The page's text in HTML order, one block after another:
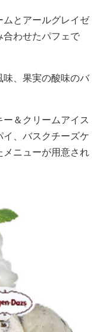
とアールグレイゼ
合わせたパフェで
、果実の酸味のバ
＆クリームアイス
イ、バスクチーズケ
メニューが用意され